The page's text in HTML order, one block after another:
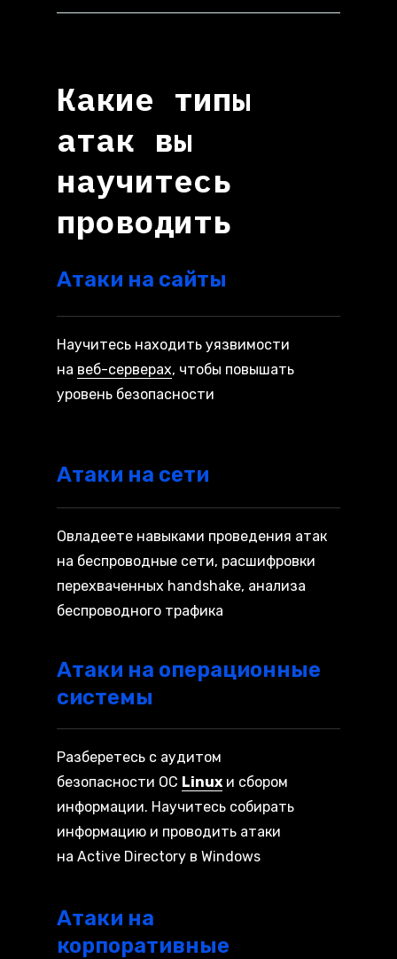
Какие типы
атак вы
научитесь
проводить
Атаки на сайты
Научитесь находить уязвимости
на веб-серверах, чтобы повышать
уровень безопасности
Атаки на сети
Овладеете навыками проведения атак
на беспроводные сети, расшифровки
перехваченных handshake, анализа
беспроводного трафика
Атаки на операционные
системы
Разберетесь с аудитом
безопасности ОС Linux и сбором
информации. Научитесь собирать
информацию и проводить атаки
на Active Directory в Windows
Атаки на
корпоративные